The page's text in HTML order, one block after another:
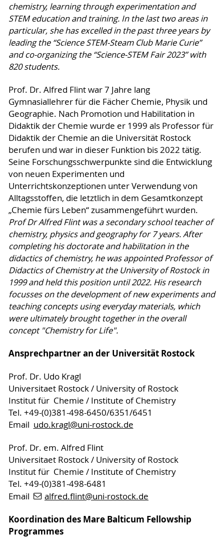
chemistry, learning through experimentation and
STEM education and training. In the last two areas in
particular, she has excelled in the past three years by
leading the “Science STEM-Steam Club Marie Curie”
and co-organizing the “Science-STEM Fair 2023” with
820 students.
Prof. Dr. Alfred Flint war 7 Jahre lang
Gymnasiallehrer für die Fächer Chemie, Physik und
Geographie. Nach Promotion und Habilitation in
Didaktik der Chemie wurde er 1999 als Professor für
Didaktik der Chemie an die Universität Rostock
berufen und war in dieser Funktion bis 2022 tätig.
Seine Forschungsschwerpunkte sind die Entwicklung
von neuen Experimenten und
Unterrichtskonzeptionen unter Verwendung von
Alltagsstoffen, die letztlich in dem Gesamtkonzept
„Chemie fürs Leben“ zusammengeführt wurden.
Prof Dr Alfred Flint was a secondary school teacher of
chemistry, physics and geography for 7 years. After
completing his doctorate and habilitation in the
didactics of chemistry, he was appointed Professor of
Didactics of Chemistry at the University of Rostock in
1999 and held this position until 2022. His research
focusses on the development of new experiments and
teaching concepts using everyday materials, which
were ultimately brought together in the overall
concept "Chemistry for Life".
Ansprechpartner an der Universität Rostock
Prof. Dr. Udo Kragl
Universitaet Rostock / University of Rostock
Institut für Chemie / Institute of Chemistry
Tel. +49-(0)381-498-6450/6351/6451
Email udo.kragl@uni-rostock.de
Prof. Dr. em. Alfred Flint
Universitaet Rostock / University of Rostock
Institut für Chemie / Institute of Chemistry
Tel. +49-(0)381-498-6481
Email
alfred.flint@uni-rostock.de
Koordination des Mare Balticum Fellowship
Programmes